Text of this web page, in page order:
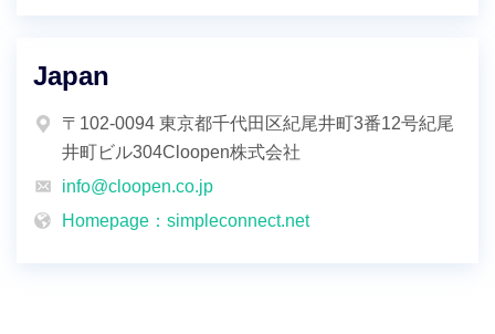
Japan
〒102-0094 東京都千代田区紀尾井町3番12号紀尾
井町ビル304Cloopen株式会社
info@cloopen.co.jp
Homepage：simpleconnect.net